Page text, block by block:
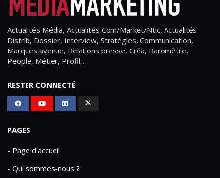
Actualités Média, Actualités Com/Market/Ntic, Actualités
Distrib, Dossier, Interview, Stratégies, Communication,
Marques avenue, Relations presse, Créa, Baromètre,
People, Métier, Profil...
RESTER CONNECTÉ
PAGES
- Page d'accueil
- Qui sommes-nous ?